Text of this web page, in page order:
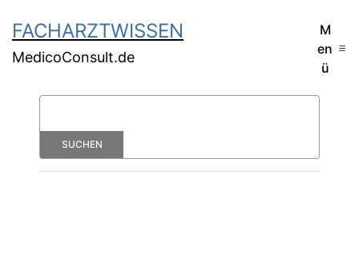
FACHARZTWISSEN
MedicoConsult.de
M
en
ü